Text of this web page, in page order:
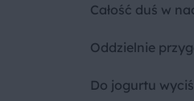
Całość duś w
Oddzielnie
Do jogurtu